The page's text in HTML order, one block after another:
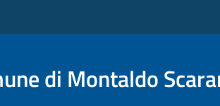
di Montaldo